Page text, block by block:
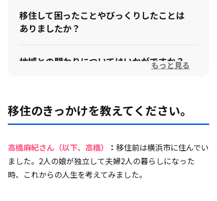
移住して困ったことやびっくりしたことは
ありましたか？
地域との関わりについてはいかがですか？
飯豊町の魅力を教えてください。
もっと見る
移住のきっかけを教えてください。
高橋麻紀さん（以下、高橋） ： 移住前は横浜市に住んでい
ました。2人の娘が独立して夫婦2人の暮らしになった
時、これからの人生を考えてみました。